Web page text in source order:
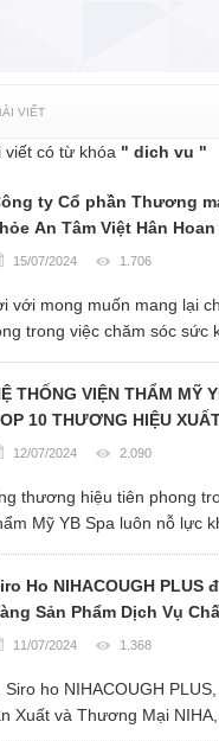
VIẾT
viết có từ khóa " dich vu "
ty Cổ phần Thương
An Tâm Việt Hân
Hiệu Uy Tín - Chất
15/07/2024 1.706
với mong muốn mang lại
trong việc chăm sóc sức
thực dưỡng thảo dược chất
THỐNG VIỆN THẨM MỸ
10 THƯƠNG HIỆU
– NÂNG TẦM SẮC ĐẸP
12/07/2024 2.090
thương hiệu tiên phong
Mỹ YB Spa luôn nỗ lực
nâng tầm nhan sắc Việt
Ho NIHACOUGH PLUS
Sản Phẩm Dịch Vụ
11/07/2024 1.368
ho NIHACOUGH